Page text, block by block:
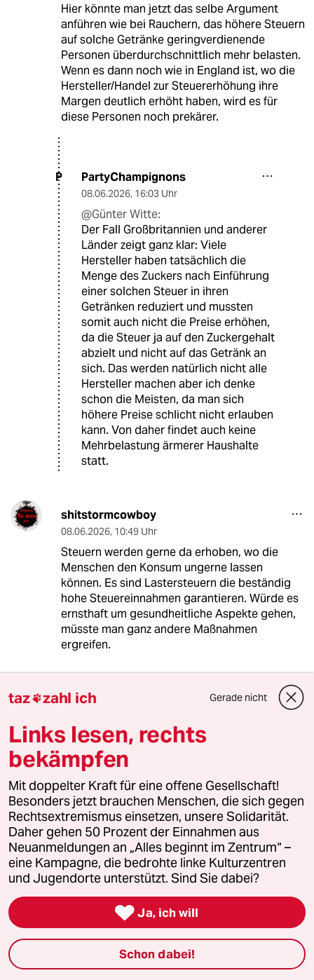
Hier könnte man jetzt das selbe Argument
anführen wie bei Rauchern, das höhere Steuern
auf solche Getränke geringverdienende
Personen überdurchschnittlich mehr belasten.
Wenn es dann noch wie in England ist, wo die
Hersteller/Handel zur Steuererhöhung ihre
Margen deutlich erhöht haben, wird es für
diese Personen noch prekärer.
P PartyChampignons
08.06.2026, 16:03 Uhr
@Günter Witte:
Der Fall Großbritannien und anderer
Länder zeigt ganz klar: Viele
Hersteller haben tatsächlich die
Menge des Zuckers nach Einführung
einer solchen Steuer in ihren
Getränken reduziert und mussten
somit auch nicht die Preise erhöhen,
da die Steuer ja auf den Zuckergehalt
abzielt und nicht auf das Getränk an
sich. Das werden natürlich nicht alle
Hersteller machen aber ich denke
schon die Meisten, da man sich
höhere Preise schlicht nicht erlauben
kann. Von daher findet auch keine
Mehrbelastung ärmerer Haushalte
statt.
shitstormcowboy
08.06.2026, 10:49 Uhr
Steuern werden gerne da erhoben, wo die
Menschen den Konsum ungerne lassen
können. Es sind Lastersteuern die beständig
hohe Steuereinnahmen garantieren. Würde es
ernsthaft um gesundheitliche Aspekte gehen,
müsste man ganz andere Maßnahmen
ergreifen.
F FraMa
Wieso müssen noch mehr Steuern erhoben
werden? Hält die Politik die Verbraucher für
dämlich? Wer weiß denn nicht, dass bestimmte
Getränke viel Zucker enthalten und daher eher
sparsam konsumiert werden sollten. Aber klar,
er erhobene Zeigefinger ist natürlich
attraktiver, wenn er auch noch Geld in die
Staatskasse spült.
09.06.2026 08:22 Uhr
@FraMa:
Schon mal von Zuckersucht gehört?
Nicht jeder hat seinen Konsum im
taz zahl ich Gerade nicht
Links lesen, rechts
bekämpfen
Mit doppelter Kraft für eine offene Gesellschaft!
Besonders jetzt brauchen Menschen, die sich gegen
Rechtsextremismus einsetzen, unsere Solidarität.
Daher gehen 50 Prozent der Einnahmen aus
Neuanmeldungen an „Alles beginnt im Zentrum“ –
eine Kampagne, die bedrohte linke Kulturzentren
und Jugendorte unterstützt. Sind Sie dabei?
 Ja, ich will
Schon dabei!